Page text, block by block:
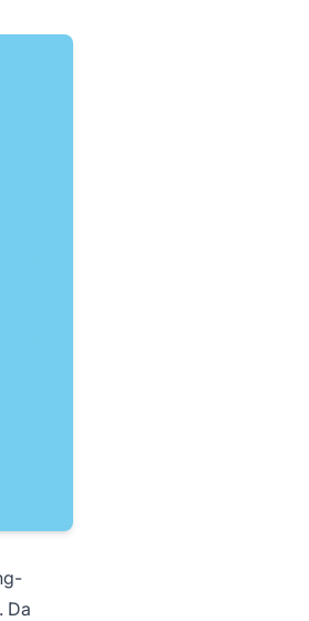
Da